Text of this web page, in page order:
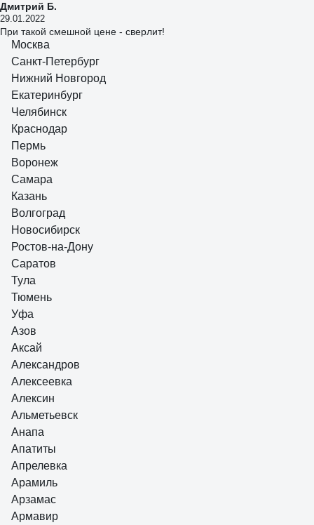
Дмитрий Б.
29.01.2022
При такой смешной цене - сверлит!
8 отзывов
Отзыв о коронке vertextools с центрирующим сверлом 75х55 мм
336-75-55
Сергей С.
25.05.2023
коронка хорошая и недорогая,
Москва
Санкт-Петербург
Нижний Новгород
Екатеринбург
Челябинск
Краснодар
Пермь
Воронеж
Самара
Казань
Волгоград
Новосибирск
Ростов-на-Дону
Саратов
Тула
Тюмень
Уфа
Азов
Аксай
Александров
Алексеевка
Алексин
Альметьевск
Анапа
Апатиты
Апрелевка
Арамиль
Арзамас
Армавир